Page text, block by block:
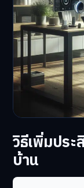
วิธีเพิ่มปร
บ้าน